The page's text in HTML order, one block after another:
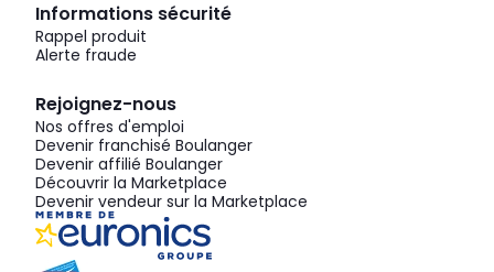
Informations sécurité
Rappel produit
Alerte fraude
Rejoignez-nous
Nos offres d'emploi
Devenir franchisé Boulanger
Devenir affilié Boulanger
Découvrir la Marketplace
Devenir vendeur sur la Marketplace